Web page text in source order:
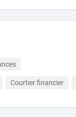
Courtier financier